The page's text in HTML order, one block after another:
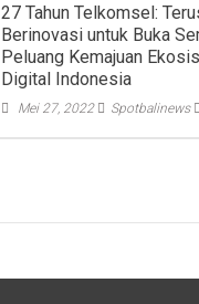
27 Tahun Telkomsel:
Berinovasi untuk Buka
Peluang Kemajuan
Digital Indonesia
Mei 27, 2022 Spotbalinews